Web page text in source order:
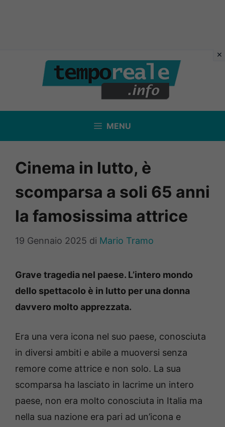
contenuto
MENU
Cinema in lutto, è
scomparsa a soli 65 anni
la famosissima attrice
19 Gennaio 2025 di Mario Tramo
Grave tragedia nel paese. L’intero mondo
dello spettacolo è in lutto per una donna
davvero molto apprezzata.
Era una vera icona nel suo paese, conosciuta
in diversi ambiti e abile a muoversi senza
remore come attrice e non solo. La sua
scomparsa ha lasciato in lacrime un intero
paese, non era molto conosciuta in Italia ma
nella sua nazione era pari ad un’icona e